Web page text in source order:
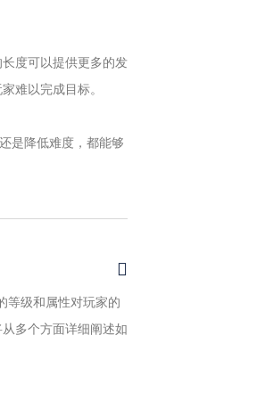
度可以提供更多的发
难以完成目标。
是降低难度，都能够
等级和属性对玩家的
多个方面详细阐述如